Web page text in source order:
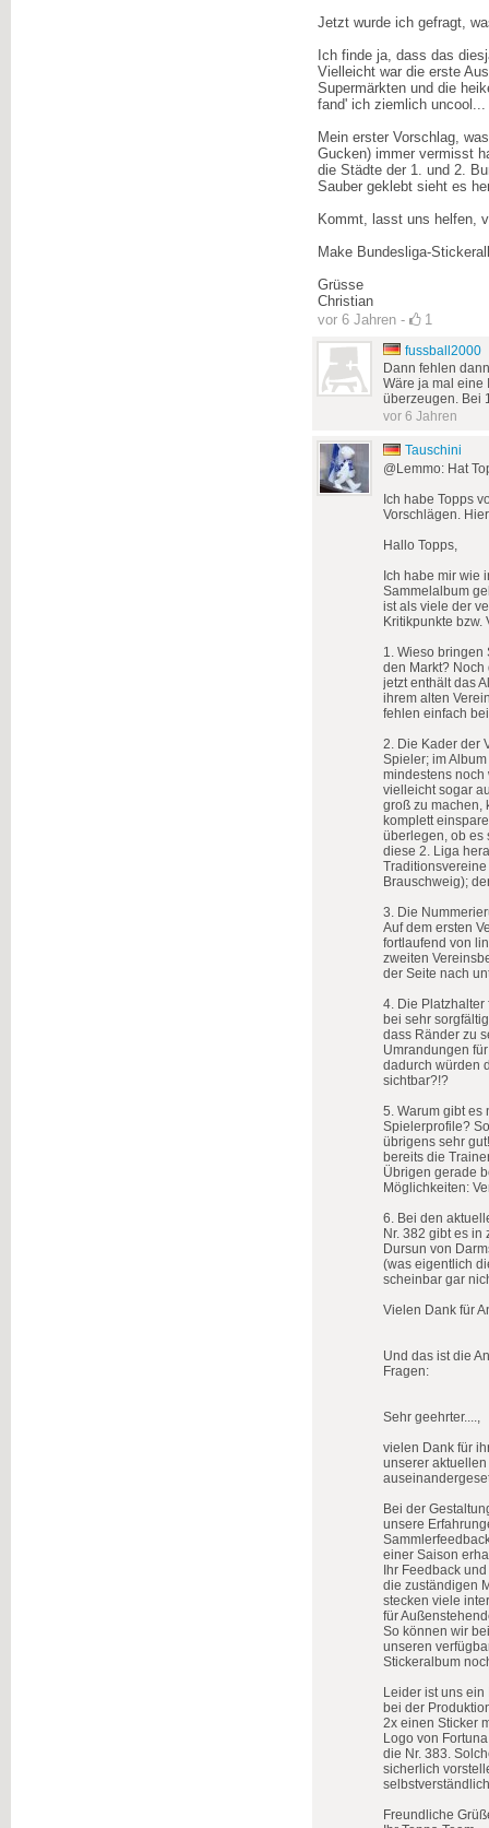
Jetzt wurde ich gefragt,
Ich finde ja, dass das
Vielleicht war die erste
Supermärkten und die
fand' ich ziemlich uncool...
Mein erster Vorschlag,
Gucken) immer vermisst
die Städte der 1. und 2.
Sauber geklebt sieht es
Kommt, lasst uns helfen,
Make Bundesliga-
Grüsse
Christian
vor 6 Jahren -
1
fussball2000
Dann fehlen
Wäre ja mal eine
überzeugen. Bei
vor 6 Jahren
Tauschini
@Lemmo: Hat
Ich habe Topps
Vorschlägen.
Hallo Topps,
Ich habe mir wie
Sammelalbum
ist als viele der
Kritikpunkte bzw.
1. Wieso bringen
den Markt?
jetzt enthält das
ihrem alten
fehlen einfach
2. Die Kader der
Spieler; im
mindestens noch
vielleicht sogar
groß zu machen,
komplett
überlegen, ob es
diese 2. Liga
Brauschweig);
3. Die
Auf dem ersten
fortlaufend von
zweiten
der Seite nach
4. Die Platzhalter
bei sehr
dass Ränder zu
Umrandungen
dadurch würden
sichtbar?!?
5. Warum gibt es
Spielerprofile?
übrigens sehr
bereits die
Übrigen gerade
Möglichkeiten:
6. Bei den
Nr. 382 gibt es
Dursun von
(was eigentlich
scheinbar gar
Vielen Dank für
Und das ist die
Fragen:
Sehr geehrter....,
vielen Dank für
unserer
Bei der
unsere
einer Saison
Ihr Feedback
die zuständigen
stecken viele
für
So können wir
unseren
Stickeralbum
Leider ist uns
bei der
2x einen Sticker
Logo von
die Nr. 383.
sicherlich
Freundliche